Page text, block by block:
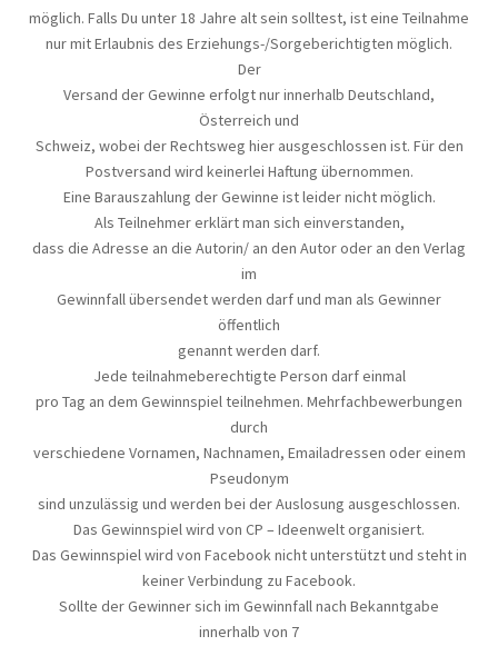
möglich. Falls Du unter 18 Jahre alt sein solltest, ist eine Teilnahme
nur mit Erlaubnis des Erziehungs-/Sorgeberichtigten möglich.
Der
Versand der Gewinne erfolgt nur innerhalb Deutschland,
Österreich und
Schweiz, wobei der Rechtsweg hier ausgeschlossen ist. Für den
Postversand wird keinerlei Haftung übernommen.
Eine Barauszahlung der Gewinne ist leider nicht möglich.
Als Teilnehmer erklärt man sich einverstanden,
dass die Adresse an die Autorin/ an den Autor oder an den Verlag
im
Gewinnfall übersendet werden darf und man als Gewinner
öffentlich
genannt werden darf.
Jede teilnahmeberechtigte Person darf einmal
pro Tag an dem Gewinnspiel teilnehmen. Mehrfachbewerbungen
durch
verschiedene Vornamen, Nachnamen, Emailadressen oder einem
Pseudonym
sind unzulässig und werden bei der Auslosung ausgeschlossen.
Das Gewinnspiel wird von CP – Ideenwelt organisiert.
Das Gewinnspiel wird von Facebook nicht unterstützt und steht in
keiner Verbindung zu Facebook.
Sollte der Gewinner sich im Gewinnfall nach Bekanntgabe
innerhalb von 7